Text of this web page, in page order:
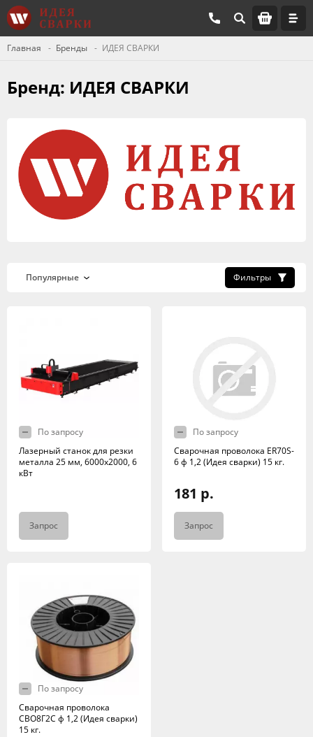
Главная Бренды ИДЕЯ СВАРКИ
Бренд: ИДЕЯ СВАРКИ
Фильтры
По запросу
Лазерный станок для резки
металла 25 мм, 6000х2000, 6
кВт
Запрос
По запросу
Сварочная проволока ER70S-
6 ф 1,2 (Идея сварки) 15 кг.
181 р.
Запрос
По запросу
Сварочная проволока
СВО8Г2С ф 1,2 (Идея сварки)
15 кг.